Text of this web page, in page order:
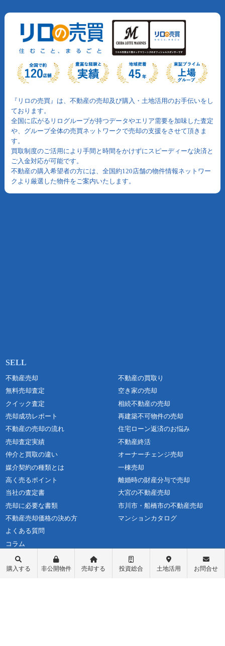
『リロの売買』は、不動産の売却及び購入・土地活用のお手伝いをし
ております。
全国に広がるリログループが持つデータやエリア需要を加味した査定
や、グループ全体の売買ネットワークで売却の支援をさせて頂きま
す。
買取制度のご活用により手間と時間をかけずにスピーディーな決済と
ご入金対応が可能です。
不動産の購入希望者の方には、全国約120店舗の物件情報ネットワー
クより厳選した物件をご案内いたします。
不動産売却
無料売却査定
クイック査定
売却成功レポート
不動産の売却の流れ
売却査定実績
仲介と買取の違い
媒介契約の種類とは
高く売るポイント
当社の査定書
売却に必要な書類
不動産売却価格の決め方
よくある質問
コラム
不動産の買取り
空き家の売却
相続不動産の売却
再建築不可物件の売却
住宅ローン返済のお悩み
不動産終活
オーナーチェンジ売却
一棟売却
離婚時の財産分与で売却
大宮の不動産売却
市川市・船橋市の不動産売却
マンションカタログ
購入する 非公開物件 売却する 投資総合 土地活用 お問合せ